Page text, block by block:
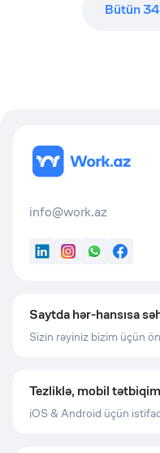
Bütün
info@work.az
LinkedInInstagram
WhatsApp
Saytda hər-hansısa
Sizin rəyiniz bizim üçün
Tezliklə, mobil
iOS & Android üçün